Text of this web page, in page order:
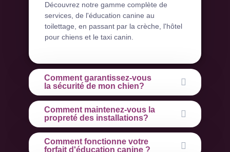
Découvrez notre gamme complète de
services, de l'éducation canine au
toilettage, en passant par la crèche, l'hôtel
pour chiens et le taxi canin.
Comment garantissez-vous
la sécurité de mon chien?
Comment maintenez-vous la
propreté des installations?
Comment fonctionne votre
forfait d'éducation canine ?